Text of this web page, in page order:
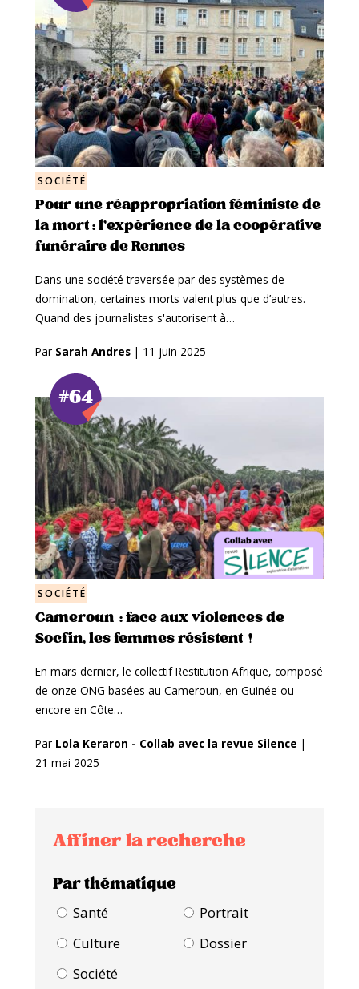
SOCIÉTÉ
Pour une réappropriation féministe de
la mort : l’expérience de la coopérative
funéraire de Rennes
Dans une société traversée par des systèmes de
domination, certaines morts valent plus que d’autres.
Quand des journalistes s'autorisent à…
Par Sarah Andres | 11 juin 2025
#64
SOCIÉTÉ
Cameroun : face aux violences de
Socfin, les femmes résistent !
En mars dernier, le collectif Restitution Afrique, composé
de onze ONG basées au Cameroun, en Guinée ou
encore en Côte…
Par Lola Keraron - Collab avec la revue Silence |
21 mai 2025
Affiner la recherche
Par thématique
Santé
Portrait
Culture
Dossier
Société